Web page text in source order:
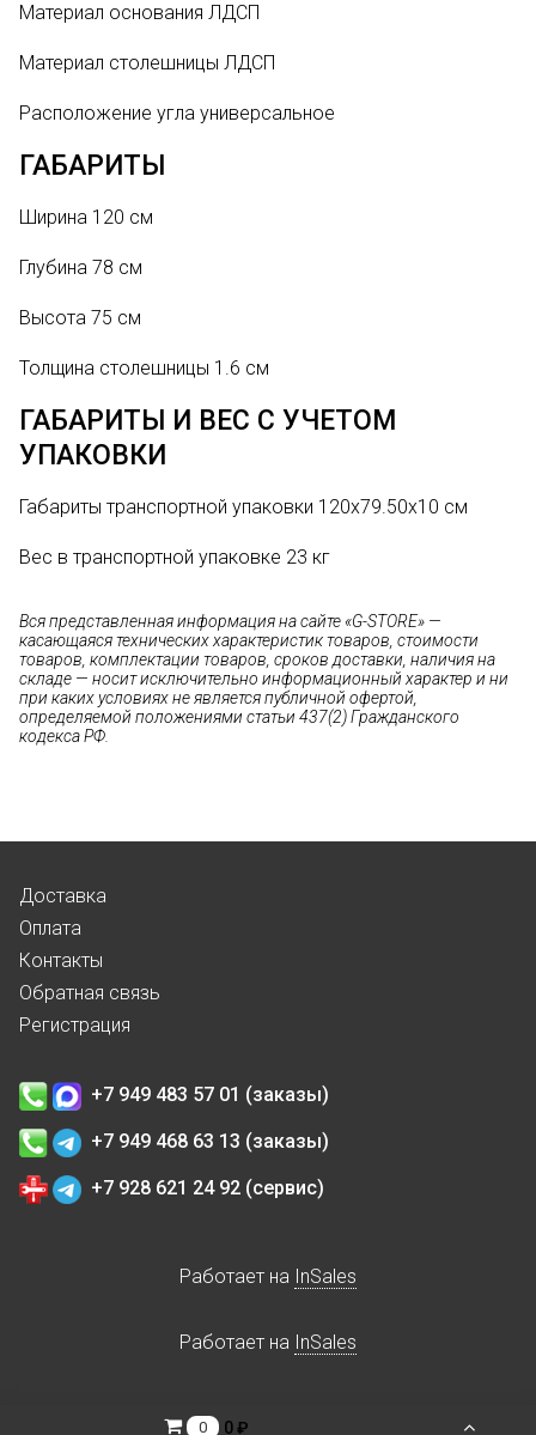
Материал основания ЛДСП
Материал столешницы ЛДСП
Расположение угла универсальное
ГАБАРИТЫ
Ширина 120 см
Глубина 78 см
Высота 75 см
Толщина столешницы 1.6 см
ГАБАРИТЫ И ВЕС С УЧЕТОМ
УПАКОВКИ
Габариты транспортной упаковки 120х79.50х10 см
Вес в транспортной упаковке 23 кг
Вся представленная информация на сайте «G-STORE» —
касающаяся технических характеристик товаров, стоимости
товаров, комплектации товаров, сроков доставки, наличия на
складе — носит исключительно информационный характер и ни
при каких условиях не является публичной офертой,
определяемой положениями статьи 437(2) Гражданского
кодекса РФ.
Доставка
Оплата
Контакты
Обратная связь
Регистрация
+7 949 483 57 01 (заказы)
+7 949 468 63 13 (заказы)
+7 928 621 24 92 (сервис)
Работает на InSales
Работает на InSales
0 0 ₽